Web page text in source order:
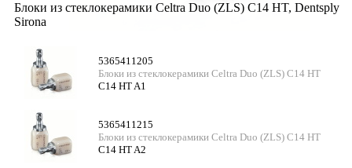
Блоки из стеклокерамики Celtra Duo (ZLS) C14 HT, Dentsply
Sirona
5365411205
Блоки из стеклокерамики Celtra Duo (ZLS) C14 HT
C14 HT A1
5365411215
Блоки из стеклокерамики Celtra Duo (ZLS) C14 HT
C14 HT A2